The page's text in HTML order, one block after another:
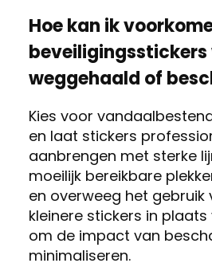
Hoe kan ik
beveiligingsstickers
weggehaald of
Kies voor
en laat stickers
aanbrengen met sterke
moeilijk bereikbare
en overweeg het gebruik
kleinere stickers in
om de impact van
minimaliseren.